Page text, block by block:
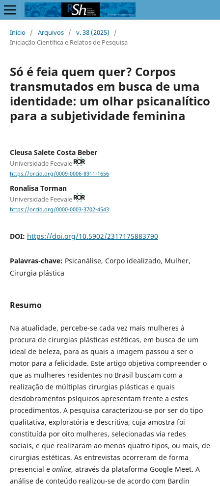
Início / Arquivos / v. 38 (2025)
/
Iniciação Científica e Relatos de Pesquisa
Só é feia quem quer? Corpos
transmutados em busca de uma
identidade: um olhar psicanalítico
para a subjetividade feminina
Cleusa Salete Costa Beber
Universidade Feevale
https://orcid.org/0009-0006-8911-1656
Ronalisa Torman
Universidade Feevale
https://orcid.org/0000-0003-3702-4543
DOI: https://doi.org/10.5902/2317175883790
Palavras-chave: Psicanálise, Corpo idealizado, Mulher,
Cirurgia plástica
Resumo
Na atualidade, percebe-se cada vez mais mulheres à
procura de cirurgias plásticas estéticas, em busca de um
ideal de beleza, para as quais a imagem passou a ser o
motor para a felicidade. Este artigo objetiva compreender o
que as mulheres residentes no Brasil buscam com a
realização de múltiplas cirurgias plásticas e quais
desdobramentos psíquicos apresentam frente a estes
procedimentos. A pesquisa caracterizou-se por ser do tipo
qualitativa, exploratória e descritiva, cuja amostra foi
constituída por oito mulheres, selecionadas via redes
sociais, e que realizaram ao menos quatro tipos, ou mais, de
cirurgias estéticas. As entrevistas ocorreram de forma
presencial e online, através da plataforma Google Meet. A
análise de conteúdo realizou-se de acordo com Bardin